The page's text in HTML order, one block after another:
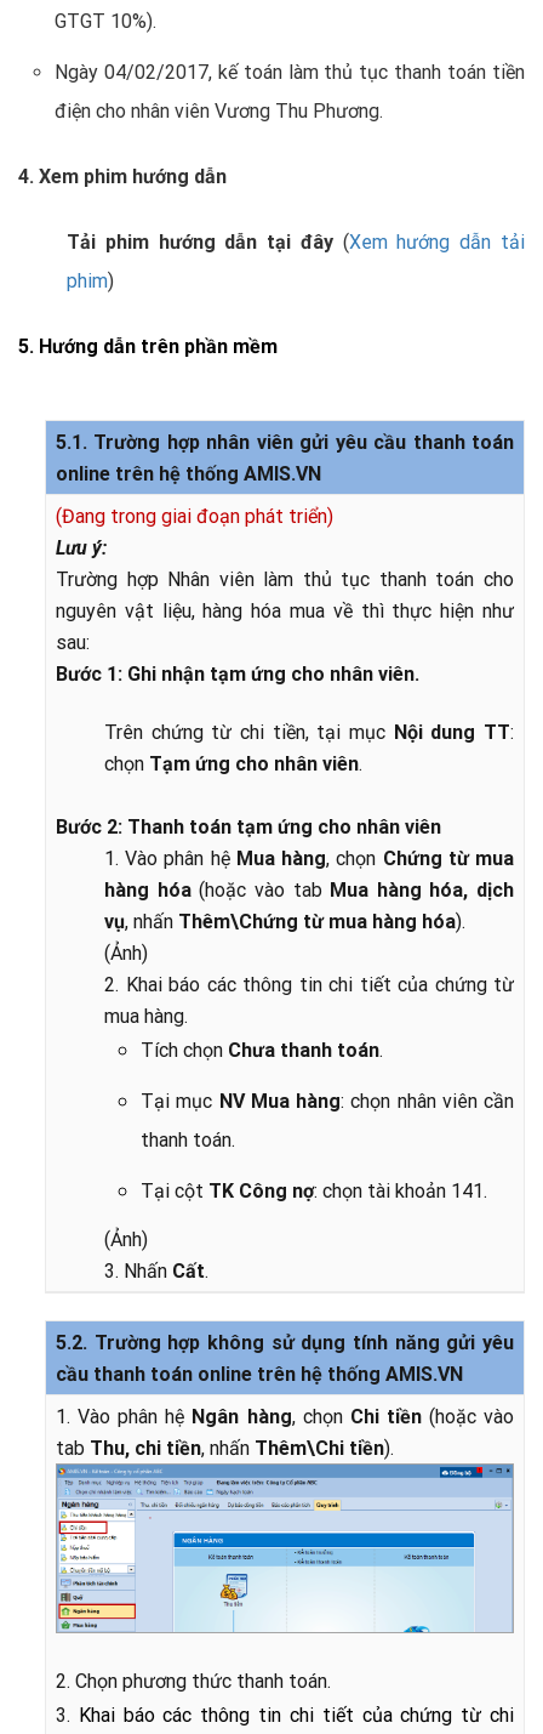
GTGT 10%).
Ngày 04/02/2017, kế toán làm thủ tục thanh toán tiền
điện cho nhân viên Vương Thu Phương.
4. Xem phim hướng dẫn
Tải phim hướng dẫn tại đây (Xem hướng dẫn tải
phim)
5. Hướng dẫn trên phần mềm
5.1. Trường hợp nhân viên gửi yêu cầu thanh toán
online trên hệ thống AMIS.VN
(Đang trong giai đoạn phát triển)
Lưu ý:
Trường hợp Nhân viên làm thủ tục thanh toán cho
nguyên vật liệu, hàng hóa mua về thì thực hiện như
sau:
Bước 1: Ghi nhận tạm ứng cho nhân viên.
Trên chứng từ chi tiền, tại mục Nội dung TT:
chọn Tạm ứng cho nhân viên.
Bước 2: Thanh toán tạm ứng cho nhân viên
1. Vào phân hệ Mua hàng, chọn Chứng từ mua
hàng hóa(hoặc vào tab Mua hàng hóa, dịch
vụ, nhấn Thêm\Chứng từ mua hàng hóa).
(Ảnh)
2. Khai báo các thông tin chi tiết của chứng từ
mua hàng.
Tích chọn Chưa thanh toán.
Tại mục NV Mua hàng: chọn nhân viên cần
thanh toán.
Tại cột TK Công nợ: chọn tài khoản 141.
(Ảnh)
3. Nhấn Cất.
5.2. Trường hợp không sử dụng tính năng gửi yêu
cầu thanh toán online trên hệ thống AMIS.VN
1. Vào phân hệ Ngân hàng, chọn Chi tiền(hoặc vào
tab Thu, chi tiền, nhấn Thêm\Chi tiền).
2. Chọn phương thức thanh toán.
3. Khai báo các thông tin chi tiết của chứng từ chi